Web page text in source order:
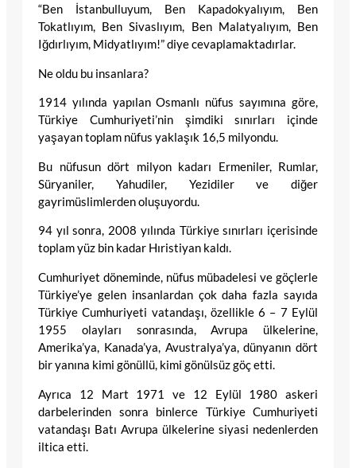
“Ben İstanbulluyum, Ben Kapadokyalıyım, Ben
Tokatlıyım, Ben Sivaslıyım, Ben Malatyalıyım, Ben
Iğdırlıyım, Midyatlıyım!” diye cevaplamaktadırlar.
Ne oldu bu insanlara?
1914 yılında yapılan Osmanlı nüfus sayımına göre,
Türkiye Cumhuriyeti’nin şimdiki sınırları içinde
yaşayan toplam nüfus yaklaşık 16,5 milyondu.
Bu nüfusun dört milyon kadarı Ermeniler, Rumlar,
Süryaniler, Yahudiler, Yezidiler ve diğer
gayrimüslimlerden oluşuyordu.
94 yıl sonra, 2008 yılında Türkiye sınırları içerisinde
toplam yüz bin kadar Hıristiyan kaldı.
Cumhuriyet döneminde, nüfus mübadelesi ve göçlerle
Türkiye’ye gelen insanlardan çok daha fazla sayıda
Türkiye Cumhuriyeti vatandaşı, özellikle 6 – 7 Eylül
1955 olayları sonrasında, Avrupa ülkelerine,
Amerika’ya, Kanada’ya, Avustralya’ya, dünyanın dört
bir yanına kimi gönüllü, kimi gönülsüz göç etti.
Ayrıca 12 Mart 1971 ve 12 Eylül 1980 askeri
darbelerinden sonra binlerce Türkiye Cumhuriyeti
vatandaşı Batı Avrupa ülkelerine siyasi nedenlerden
iltica etti.